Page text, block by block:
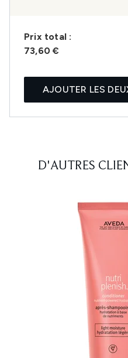
Prix ​​total :
73,60 €
AJOUTER LES
D'AUTRES